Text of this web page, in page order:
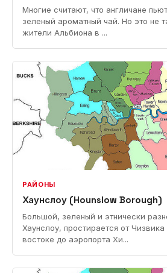
Многие считают, что англичане
зеленый ароматный чай. Но это не
жители Альбиона в ...
РАЙОНЫ
Хаунслоу (Hounslow Borough)
Большой, зеленый и этнически
Хаунслоу, простирается от
востоке до аэропорта Хи...